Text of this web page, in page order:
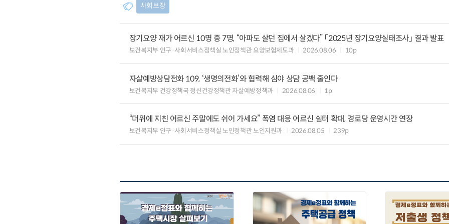
사회보장
장기요양 재가 어르신 10명 중 7명, “아파도 살던 집에서 살겠다” 「2025년 장기요양실태조사」 결과 발표
보건복지부 인구·사회서비스정책실 노인정책관 요양보험제도과 2026.08.06 10p
자살예방상담전화 109, ‘생명의전화’와 협력해 심야 상담 공백 줄인다
보건복지부 건강정책국 정신건강정책관 자살예방정책과 2026.08.06 1p
“더위에 지친 어르신 주말에도 쉬어 가세요” 폭염 대응 어르신 쉼터 확대, 경로당 운영시간 연장
보건복지부 인구·사회서비스정책실 노인정책관 노인지원과 2026.08.05 239p